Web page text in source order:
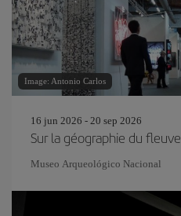
Image: Antonio Carlos
16 jun 2026 - 20 sep 2026
Sur la géographie du fleuve
Museo Arqueológico Nacional